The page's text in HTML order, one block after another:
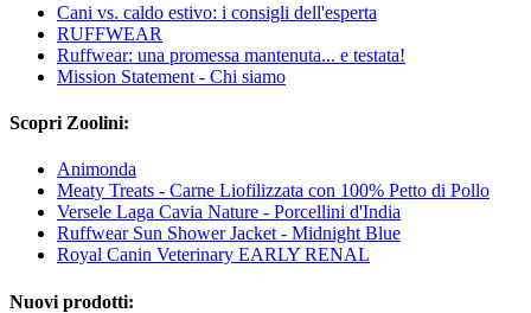
Cani vs. caldo estivo: i consigli dell'esperta
RUFFWEAR
Ruffwear: una promessa mantenuta... e testata!
Mission Statement - Chi siamo
Scopri Zoolini:
Animonda
Meaty Treats - Carne Liofilizzata con 100% Petto di Pollo
Versele Laga Cavia Nature - Porcellini d'India
Ruffwear Sun Shower Jacket - Midnight Blue
Royal Canin Veterinary EARLY RENAL
Nuovi prodotti: